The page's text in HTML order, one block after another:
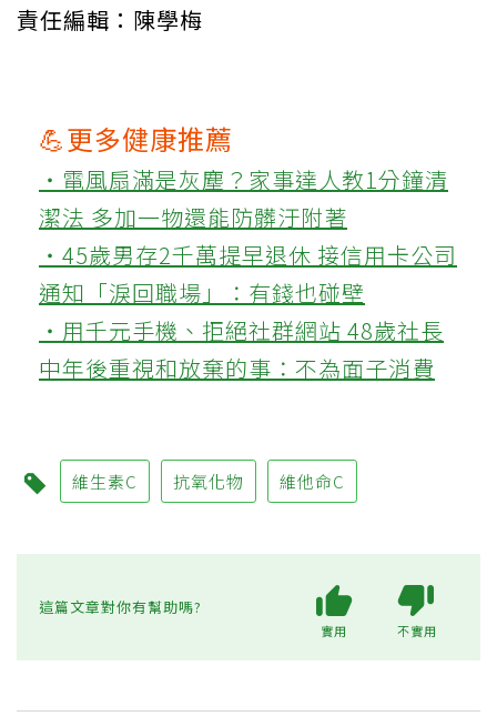
責任編輯：陳學梅
💪更多健康推薦
‧電風扇滿是灰塵？家事達人教1分鐘清
潔法 多加一物還能防髒汙附著
‧45歲男存2千萬提早退休 接信用卡公司
通知「淚回職場」：有錢也碰壁
‧用千元手機、拒絕社群網站 48歲社長
中年後重視和放棄的事：不為面子消費
維生素C 抗氧化物 維他命C
這篇文章對你有幫助嗎?
實用 不實用